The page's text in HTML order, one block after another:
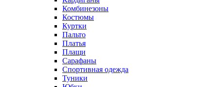
Комбинезоны
Костюмы
Куртки
Пальто
Платья
Плащи
Сарафаны
Спортивная одежда
Туники